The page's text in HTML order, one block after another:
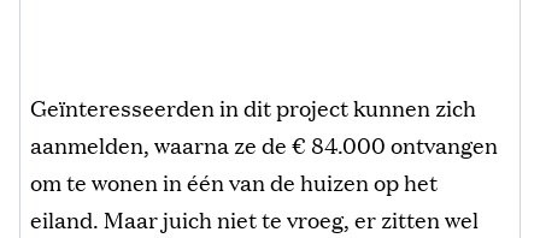
Geïnteresseerden in dit project kunnen zich
aanmelden, waarna ze de € 84.000 ontvangen
om te wonen in één van de huizen op het
eiland. Maar juich niet te vroeg, er zitten wel